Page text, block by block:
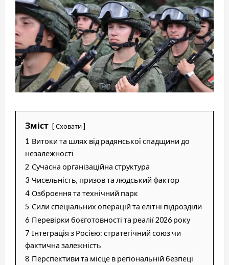
Зміст Сховати
1 Витоки та шлях від радянської спадщини до
незалежності
2 Сучасна організаційна структура
3 Чисельність, призов та людський фактор
4 Озброєння та технічний парк
5 Сили спеціальних операцій та елітні підрозділи
6 Перевірки боєготовності та реалії 2026 року
7 Інтеграція з Росією: стратегічний союз чи
фактична залежність
8 Перспективи та місце в регіональній безпеці